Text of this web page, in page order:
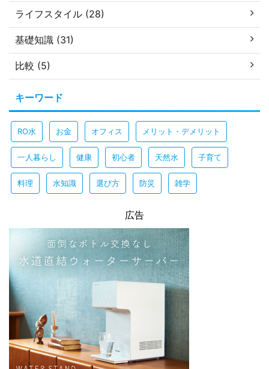
ライフスタイル (28)
基礎知識 (31)
比較 (5)
キーワード
RO水 お金 オフィス メリット・デメリット
一人暮らし 健康 初心者 天然水 子育て
料理 水知識 選び方 防災 雑学
広告